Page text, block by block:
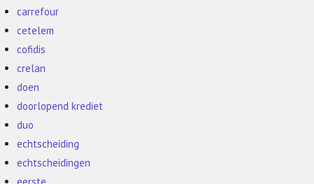
carrefour
cetelem
cofidis
crelan
doen
doorlopend krediet
duo
echtscheiding
echtscheidingen